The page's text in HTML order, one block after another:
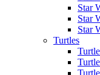
Star
Star
Star
Turtles